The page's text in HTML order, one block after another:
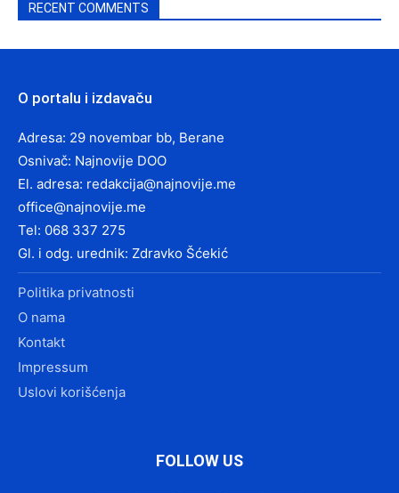
RECENT COMMENTS
O portalu i izdavaču
Adresa: 29 novembar bb, Berane
Osnivač: Najnovije DOO
El. adresa: redakcija@najnovije.me
office@najnovije.me
Tel: 068 337 275
Gl. i odg. urednik: Zdravko Šćekić
Politika privatnosti
O nama
Kontakt
Impressum
Uslovi korišćenja
FOLLOW US